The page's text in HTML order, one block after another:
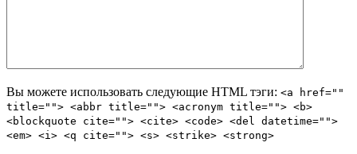
Вы можете использовать следующие HTML тэги: <a href=""
title=""> <abbr title=""> <acronym title=""> <b>
<blockquote cite=""> <cite> <code> <del datetime="">
<em> <i> <q cite=""> <s> <strike> <strong>